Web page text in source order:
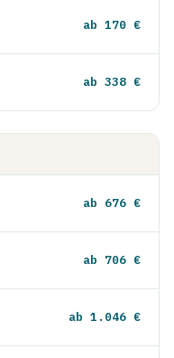
ab 170 €
ab 338 €
ab 676 €
ab 706 €
ab 1.046 €